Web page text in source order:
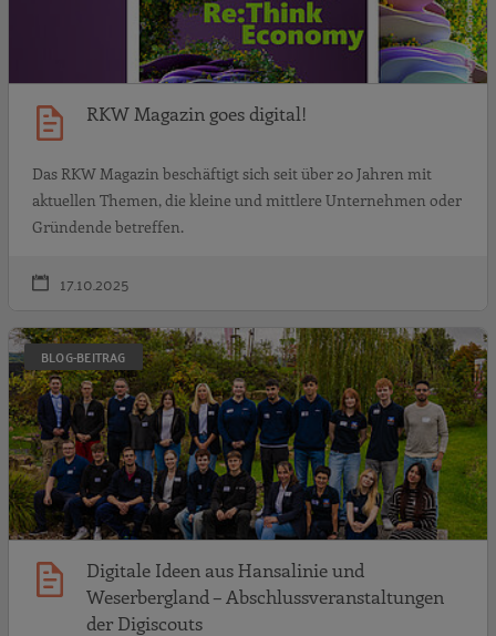
RKW Magazin goes digital!
Das RKW Magazin beschäftigt sich seit über 20 Jahren mit
aktuellen Themen, die kleine und mittlere Unternehmen oder
Gründende betreffen.
17.10.2025
BLOG-BEITRAG
Digitale Ideen aus Hansalinie und
Weserbergland – Abschlussveranstaltungen
der Digiscouts